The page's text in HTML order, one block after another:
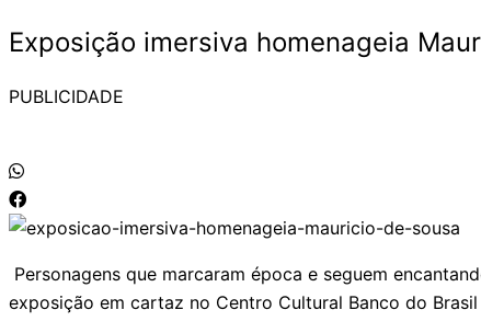
Exposição imersiva homenageia
PUBLICIDADE
Personagens que marcaram época e seguem
exposição em cartaz no Centro Cultural Banco do